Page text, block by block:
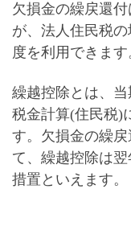
欠損金の繰戻還
が、法人住民税の
度を利用できます
繰越控除とは、
税金計算(住民税)
す。 欠損金の繰
て、繰越控除は
措置 といえます。